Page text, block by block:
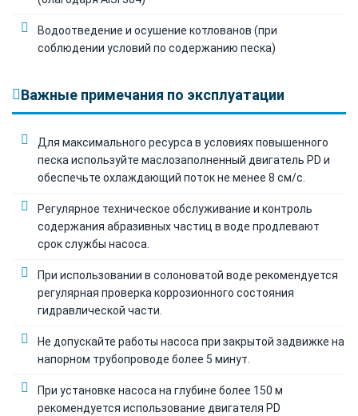
Водоотведение и осушение котлованов (при
соблюдении условий по содержанию песка)
Важные примечания по эксплуатации
Для максимального ресурса в условиях повышенного
песка используйте маслозаполненный двигатель PD и
обеспечьте охлаждающий поток не менее 8 см/с.
Регулярное техническое обслуживание и контроль
содержания абразивных частиц в воде продлевают
срок службы насоса.
При использовании в солоноватой воде рекомендуется
регулярная проверка коррозионного состояния
гидравлической части.
Не допускайте работы насоса при закрытой задвижке на
напорном трубопроводе более 5 минут.
При установке насоса на глубине более 150 м
рекомендуется использование двигателя PD